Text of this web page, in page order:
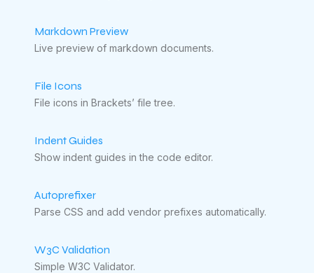
Markdown Preview
Live preview of markdown documents.
File Icons
File icons in Brackets’ file tree.
Indent Guides
Show indent guides in the code editor.
Autoprefixer
Parse CSS and add vendor prefixes automatically.
W3C Validation
Simple W3C Validator.